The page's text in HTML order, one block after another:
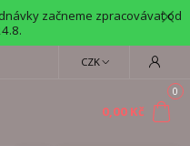
začneme zpracovávat od
CZK
0
0,00 Kč